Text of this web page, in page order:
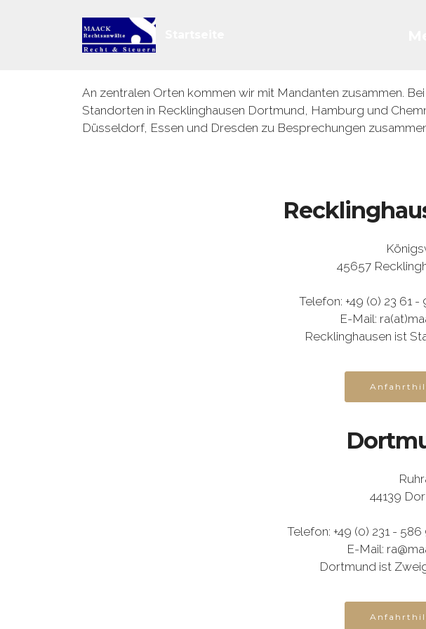
An zentralen Orten kommen wir mit Mandanten zusammen.
Standorten in Recklinghausen Dortmund, Hamburg und
Düsseldorf, Essen und Dresden zu Besprechungen
45657
Telefon: +49 (0) 23 61 -
E-Mail:
Recklinghausen ist
44139
Telefon: +49 (0) 231 - 586
E-Mail:
Dortmund ist